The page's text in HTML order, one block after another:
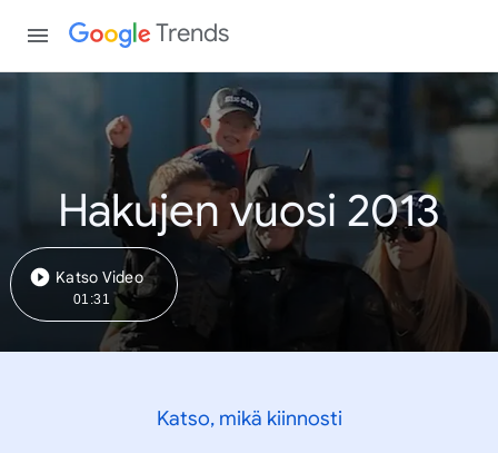
Trends
Hakujen vuosi 2013
Katso Video
01:31
Katso, mikä kiinnosti